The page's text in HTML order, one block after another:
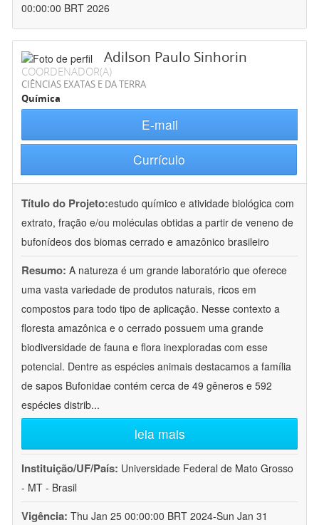
00:00:00 BRT 2026
Adilson Paulo Sinhorin
COORDENADOR(A)
CIÊNCIAS EXATAS E DA TERRA
Química
E-mail
Currículo
Título do Projeto:estudo químico e atividade biológica com
extrato, fração e/ou moléculas obtidas a partir de veneno de
bufonídeos dos biomas cerrado e amazônico brasileiro
Resumo: A natureza é um grande laboratório que oferece
uma vasta variedade de produtos naturais, ricos em
compostos para todo tipo de aplicação. Nesse contexto a
floresta amazônica e o cerrado possuem uma grande
biodiversidade de fauna e flora inexploradas com esse
potencial. Dentre as espécies animais destacamos a família
de sapos Bufonidae contém cerca de 49 gêneros e 592
espécies distrib...
leia mais
Instituição/UF/País: Universidade Federal de Mato Grosso
- MT - Brasil
Vigência: Thu Jan 25 00:00:00 BRT 2024-Sun Jan 31